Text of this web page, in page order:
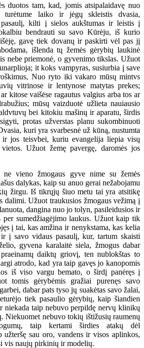
tam, kad, jomis atsipalaidavę nuo
turėtume laiko ir jėgų skleistis dvasia,
kilti į sielos aukštumas ir leistis į
bendrauti su savo Kūrėju, iš kurio
gavę tiek dovanų ir paskirti vėl pas jį
išlenda tų žemės gėrybių laukinė
nebe priemonė, o gyvenimo tikslas. Užuot
it koks vampyras, susiurbia į save
Nuo ryto iki vakaro mūsų mintvs
vitrinose ir lentynose matytas prekes;
kitose vaišėse ragautus valgius arba tos ar
mūsų vaizduotė užlieta nauiausio
bei kitokiu mašinų ir aparatu, širdis
protas užverstas planu sukombinuoti
kuri yra svarbesnė už kūną, nustumta
jos teisvbei, kuriu evangelija liepia visų
Užuot žemę pavergę, daromės jos
žmogaus gyve nime su žemės
dalykas, kaip su anuo gerai nežabojamu
žirgu. Iš tikrųjų šiuo metu tai yra atsitikę
dalimi. Užuot traukusios žmogaus vežimą į
dangina nuo jo tolyn, pasileidusios ir
per sumedžiagėjimo laukus. Užuot kaip tik
į tai, kas amžina ir nenykstama, kas kelia
į savo vidaus pasaulį, kur, tartum skaisti
gyvena karalaitė siela, žmogus dabar
daiktų griovį, ten nublokštas to
atrodo, kad yra taip gavęs jo kanopomis
iš viso vargu bemato, o širdį panėręs į
tomis gėrybėmis gražiai purenęs savo
dabar pats tyso jų suakėtas savo žalai,
tiek pasaulio gėrybių, kaip šiandien
niekada taip nebuvo perpildę nervų klinikų
Niekuomet nebuvo tokių ištižusių raumenų
taip kertami širdies atakų dėl
užteršę sau oro, vandens ir visos aplinkos,
vis naujų pirkinių ir modelių.